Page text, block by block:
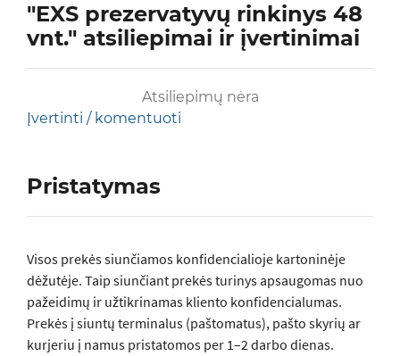
"EXS prezervatyvų rinkinys 48
vnt." atsiliepimai ir įvertinimai
Atsiliepimų nėra
Įvertinti / komentuoti
Pristatymas
Visos prеkės siunčiamos konfidencialioje kartoninėje
dėžutėje. Taip siunčiant prekės turinys apsaugomas nuo
pažeidimų ir užtikrinamas kliento konfidencialumas.
Prekės į siuntų terminalus (paštomatus), pašto skyrių ar
kurjeriu į namus pristatomos per 1–2 darbo dienas.